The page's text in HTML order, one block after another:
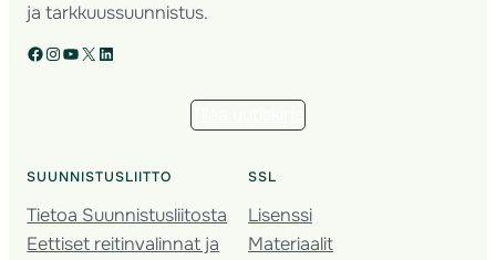
ja tarkkuussuunnistus.
Facebook Instagram YouTube X LinkedIn
SUUNNISTUSLIITTO
Tietoa Suunnistusliitosta
Eettiset reitinvalinnat ja
SSL
Lisenssi
Materiaalit